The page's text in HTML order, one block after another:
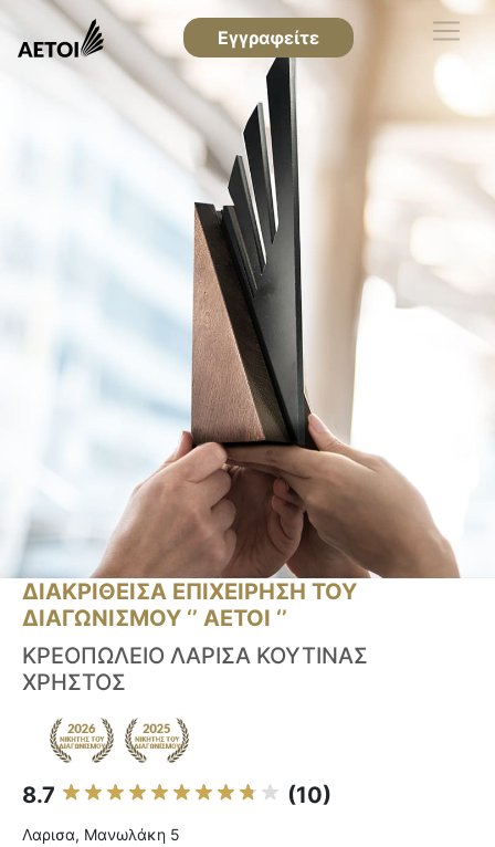
Εγγραφείτε
ΔΙΑΚΡΙΘΕΙΣΑ ΕΠΙΧΕΙΡΗΣΗ ΤΟΥ
ΔΙΑΓΩΝΙΣΜΟΥ ‘’ ΑΕΤΟΙ ‘’
ΚΡΕΟΠΩΛΕΙΟ ΛΑΡΙΣΑ ΚΟΥΤΙΝΑΣ
ΧΡΗΣΤΟΣ
8.7 (10)
Λαρισα, Μανωλάκη 5